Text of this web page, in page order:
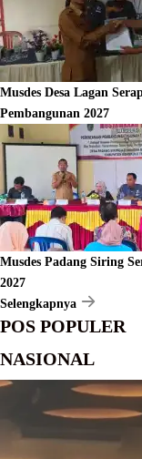
Musdes Desa Lagan
Pembangunan 2027
Musdes Padang Siring
2027
Selengkapnya
POS POPULER
NASIONAL